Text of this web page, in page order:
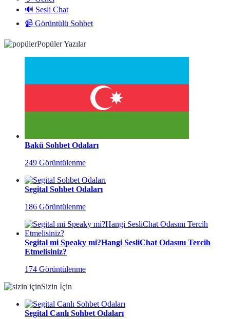
🔊 Sesli Chat
📹 Görüntülü Sohbet
Popüler Yazılar
Bakü Sohbet Odaları
249 Görüntülenme
Segital Sohbet Odaları
186 Görüntülenme
Segital mi Speaky mi?Hangi SesliChat Odasını Tercih
Etmelisiniz?
174 Görüntülenme
Sizin İçin
Segital Canlı Sohbet Odaları